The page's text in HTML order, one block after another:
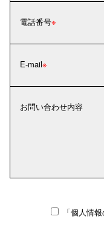
電話番号
E-mail
お問い合わせ内容
「個人情